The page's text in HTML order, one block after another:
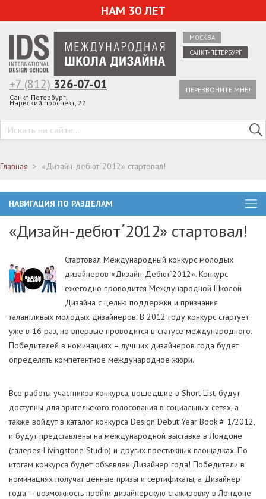
НАМ 30 ЛЕТ
МОСКВА
САНКТ-ПЕТЕРБУРГ
ПЕРЕЗВОНИТЕ МНЕ!
+7 (812) 326-07-01
Санкт-Петербург,
Нарвский проспект, 22
Главная «Дизайн-дебют΄2012» стартовал!
НАВИГАЦИЯ ПО РАЗДЕЛАМ
«Дизайн-дебют΄2012» стартовал!
Стартовал Международный конкурс молодых
дизайнеров «Дизайн-Дебют`2012». Конкурс
ежегодно проводится Международной Школой
Дизайна с целью поддержки и признания
талантливых молодых дизайнеров. В 2012 году конкурс стартует
уже в 16 раз, но впервые проводится в статусе международного.
Победителей в номинациях – лучших дизайнеров года будет
определять компетентное международное жюри.
Все работы участников конкурса, вошедшие в Short List, будут
доступны для зрительского голосования в социальных сетях, а
также войдут в каталог конкурса Design Debut Year Book # 1/2012,
и будут представлены на международной выставке в Лондоне
(галерея Livingstone Studio) и других престижных площадках. По
итогам конкурса будет объявлен Дизайнер года! Победители в
номинациях получат ценные призы и сертификаты, а Дизайнер
года — возможность пройти дизайнерскую стажировку в Лондоне